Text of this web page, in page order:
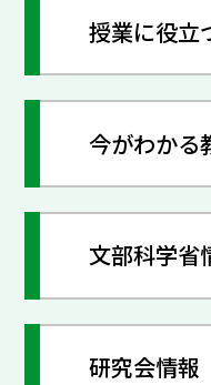
授業に役立
今がわかる
文部科学省
研究会情報